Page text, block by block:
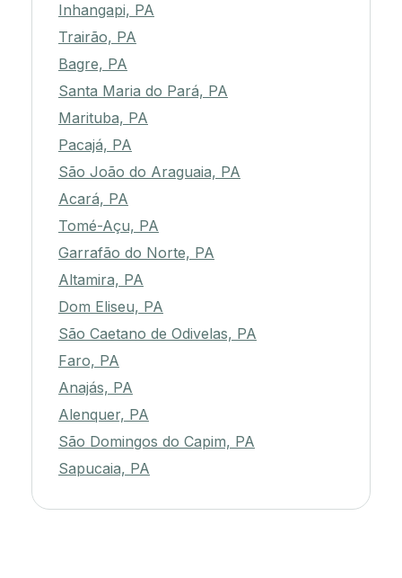
Inhangapi, PA
Trairão, PA
Bagre, PA
Santa Maria do Pará, PA
Marituba, PA
Pacajá, PA
São João do Araguaia, PA
Acará, PA
Tomé-Açu, PA
Garrafão do Norte, PA
Altamira, PA
Dom Eliseu, PA
São Caetano de Odivelas, PA
Faro, PA
Anajás, PA
Alenquer, PA
São Domingos do Capim, PA
Sapucaia, PA